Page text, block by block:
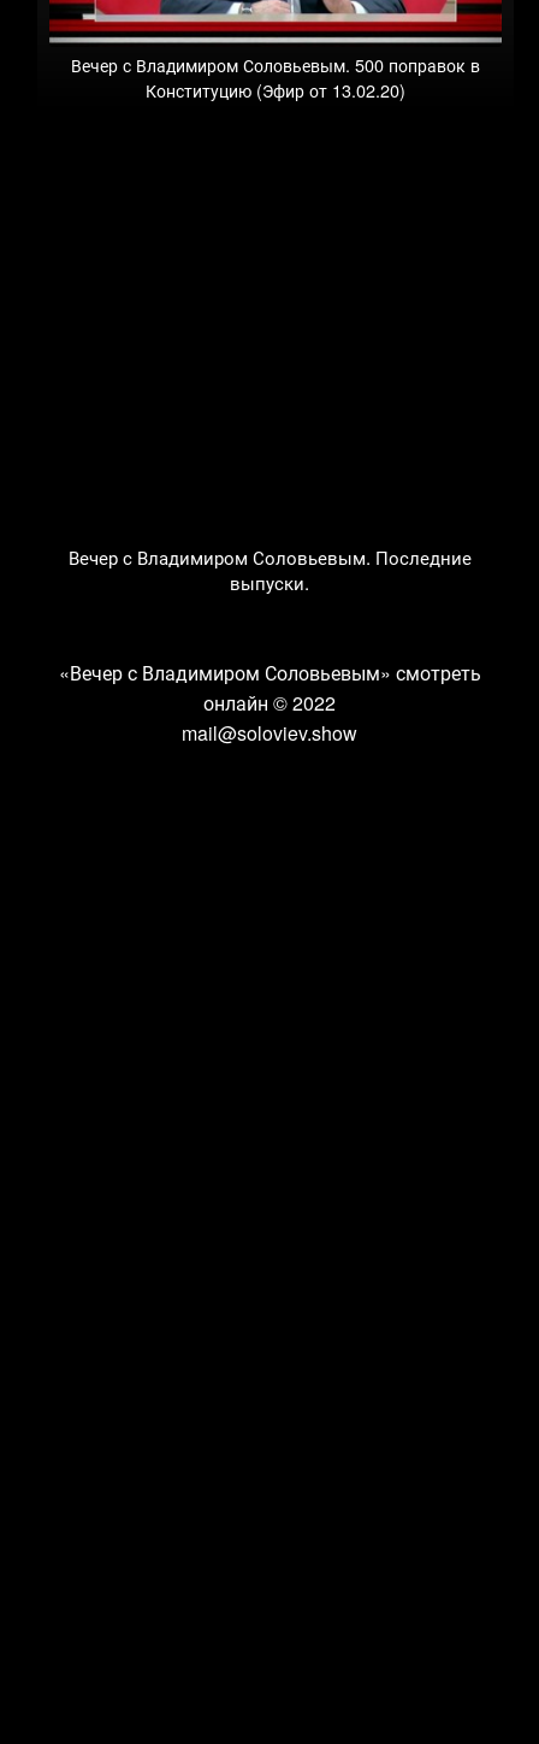
Вечер с Владимиром Соловьевым. 500 поправок в
Конституцию (Эфир от 13.02.20)
Вечер с Владимиром Соловьевым. Последние
выпуски.
«Вечер с Владимиром Соловьевым» смотреть
онлайн © 2022
mail@soloviev.show